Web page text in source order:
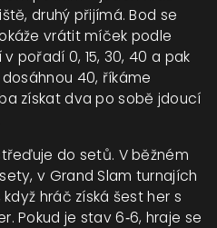
druhý přijímá. Bod se
vrátit míček podle
pořadí 0, 15, 30, 40 a pak
40, říkáme
získat dva po sobě jdoucí
do setů. V běžném
v Grand Slam turnajích
hráč získá šest her s
Pokud je stav 6‑6, hraje se